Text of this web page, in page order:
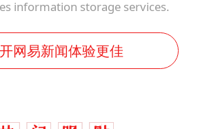
information storage services.
网易新闻体验更佳